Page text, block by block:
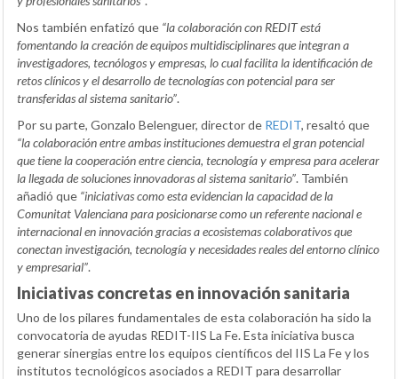
Nos también enfatizó que “la colaboración con REDIT está
fomentando la creación de equipos multidisciplinares que integran a
investigadores, tecnólogos y empresas, lo cual facilita la identificación de
retos clínicos y el desarrollo de tecnologías con potencial para ser
transferidas al sistema sanitario”.
Por su parte, Gonzalo Belenguer, director de REDIT, resaltó que
“la colaboración entre ambas instituciones demuestra el gran potencial
que tiene la cooperación entre ciencia, tecnología y empresa para acelerar
la llegada de soluciones innovadoras al sistema sanitario”. También
añadió que “iniciativas como esta evidencian la capacidad de la
Comunitat Valenciana para posicionarse como un referente nacional e
internacional en innovación gracias a ecosistemas colaborativos que
conectan investigación, tecnología y necesidades reales del entorno clínico
y empresarial”.
Iniciativas concretas en innovación sanitaria
Uno de los pilares fundamentales de esta colaboración ha sido la
convocatoria de ayudas REDIT-IIS La Fe. Esta iniciativa busca
generar sinergias entre los equipos científicos del IIS La Fe y los
institutos tecnológicos asociados a REDIT para desarrollar